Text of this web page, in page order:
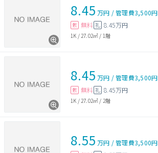
8.45 万円 /管理費3,500円
敷 無料 礼 8.45万円
1K / 27.02㎡ / 1階
8.45 万円 /管理費3,500円
敷 無料 礼 8.45万円
1K / 27.02㎡ / 2階
8.55 万円 /管理費3,500円